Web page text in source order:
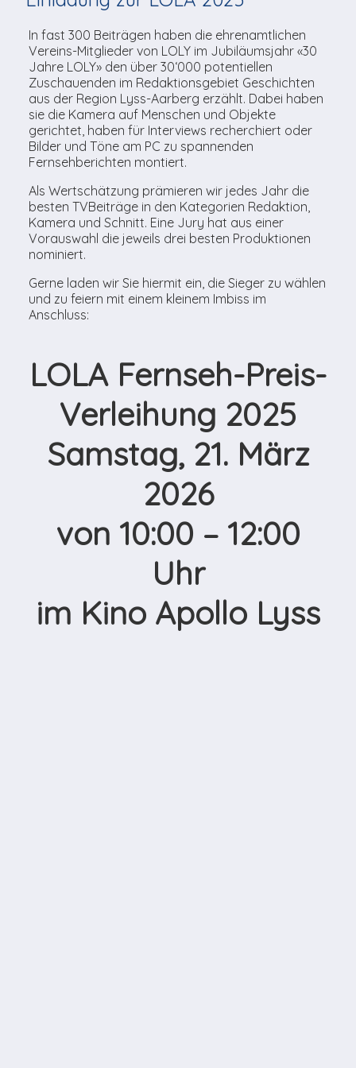
Lokalfernsehen (VJ)
ImmoCorner
Links
LOLY-Shop
Flos Chuchichäschtli
Unsere TopSpot-Partner
Unsere ProduzentInnen
Kontaktmöglichkeiten
Weg zum Studio
In fast 300 Beiträgen haben die ehrenamtlichen
Vereins-Mitglieder von LOLY im Jubiläumsjahr «30
Jahre LOLY» den über 30‘000 potentiellen
Zuschauenden im Redaktionsgebiet Geschichten
aus der Region Lyss-Aarberg erzählt. Dabei haben
sie die Kamera auf Menschen und Objekte
gerichtet, haben für Interviews recherchiert oder
Bilder und Töne am PC zu spannenden
Fernsehberichten montiert.
Als Wertschätzung prämieren wir jedes Jahr die
besten TVBeiträge in den Kategorien Redaktion,
Kamera und Schnitt. Eine Jury hat aus einer
Vorauswahl die jeweils drei besten Produktionen
nominiert.
Gerne laden wir Sie hiermit ein, die Sieger zu wählen
und zu feiern mit einem kleinem Imbiss im
Anschluss:
LOLA Fernseh-Preis-
Verleihung 2025
Samstag, 21. März
2026
von 10:00 – 12:00
Uhr
im Kino Apollo Lyss